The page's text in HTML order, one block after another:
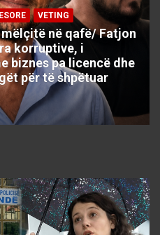
VETING
në qafë/ Fatjon
korruptive, i
biznes pa licencë dhe
për të shpëtuar